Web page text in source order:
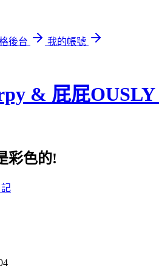
後台
我的帳號
& 屁屁OUSLY
彩色的!